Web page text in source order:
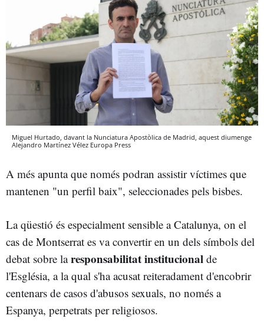
Miguel Hurtado, davant la Nunciatura Apostòlica de Madrid, aquest diumenge
Alejandro Martínez Vélez Europa Press
A més apunta que només podran assistir víctimes que
mantenen "un perfil baix", seleccionades pels bisbes.
La qüestió és especialment sensible a Catalunya, on el
cas de Montserrat es va convertir en un dels símbols del
debat sobre laresponsabilitat institucional de
l'Església, a la qual s'ha acusat reiteradament d'encobrir
centenars de casos d'abusos sexuals, no només a
Espanya, perpetrats per religiosos.